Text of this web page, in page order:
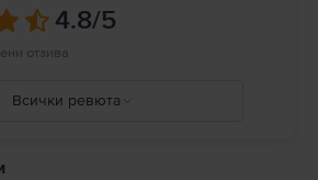
4.8/5
отзива
Всички ревюта